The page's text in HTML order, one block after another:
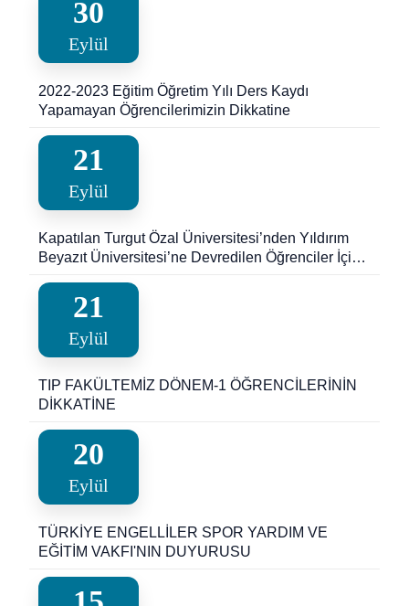
30
Eylül
2022-2023 Eğitim Öğretim Yılı Ders Kaydı
Yapamayan Öğrencilerimizin Dikkatine
21
Eylül
Kapatılan Turgut Özal Üniversitesi’nden Yıldırım
Beyazıt Üniversitesi’ne Devredilen Öğrenciler İçin
21
Eylül
TIP FAKÜLTEMİZ DÖNEM-1 ÖĞRENCİLERİNİN
DİKKATİNE
20
Eylül
TÜRKİYE ENGELLİLER SPOR YARDIM VE
EĞİTİM VAKFI'NIN DUYURUSU